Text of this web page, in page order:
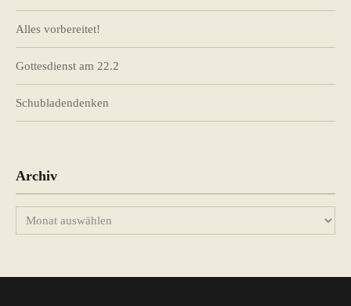
Alles vorbereitet!
Gottesdienst am 22.2
Schubladendenken
Archiv
Archiv